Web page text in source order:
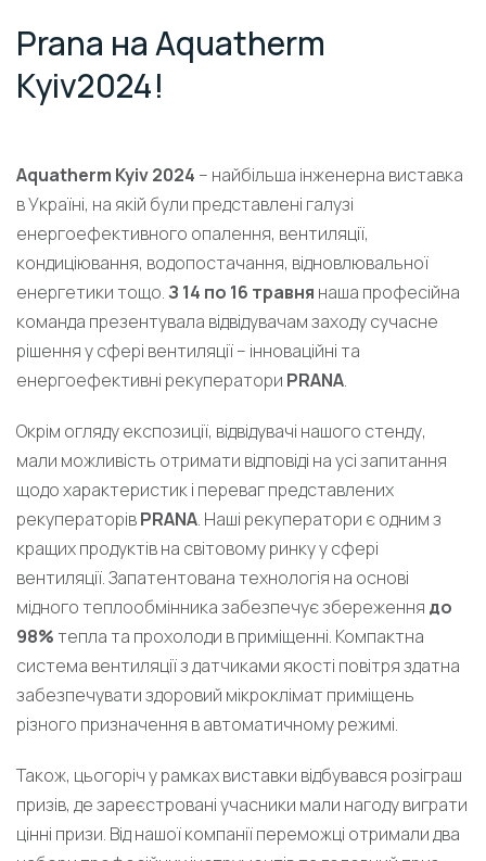
Prana на Aquatherm
Kyiv2024!
Aquatherm Kyiv 2024 – найбільша інженерна виставка
в Україні, на якій були представлені галузі
енергоефективного опалення, вентиляції,
кондиціювання, водопостачання, відновлювальної
енергетики тощо.З 14 по 16 травня наша професійна
команда презентувала відвідувачам заходу сучасне
рішення у сфері вентиляції – інноваційні та
енергоефективні рекуператори PRANA.
Окрім огляду експозиції, відвідувачі нашого стенду,
мали можливість отримати відповіді на усі запитання
щодо характеристик і переваг представлених
рекуператорівPRANA. Наші рекуператори є одним з
кращих продуктів на світовому ринку у сфері
вентиляції. Запатентована технологія на основі
мідного теплообмінника забезпечує збереження до
98% тепла та прохолоди в приміщенні. Компактна
система вентиляції з датчиками якості повітря здатна
забезпечувати здоровий мікроклімат приміщень
різного призначення в автоматичному режимі.
Також, цьогоріч у рамках виставки відбувався розіграш
призів, де зареєстровані учасники мали нагоду виграти
цінні призи. Від нашої компанії переможці отримали два